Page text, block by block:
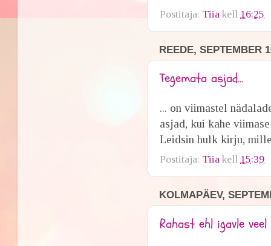
Postitaja: Tiia kell 16:25
REEDE, SEPTEMBER
Tegemata asjad...
... on viimastel
asjad, kui kahe
Leidsin hulk kirju,
Postitaja: Tiia kell 15:39
KOLMAPÄEV,
Rahast ehl igavle veel